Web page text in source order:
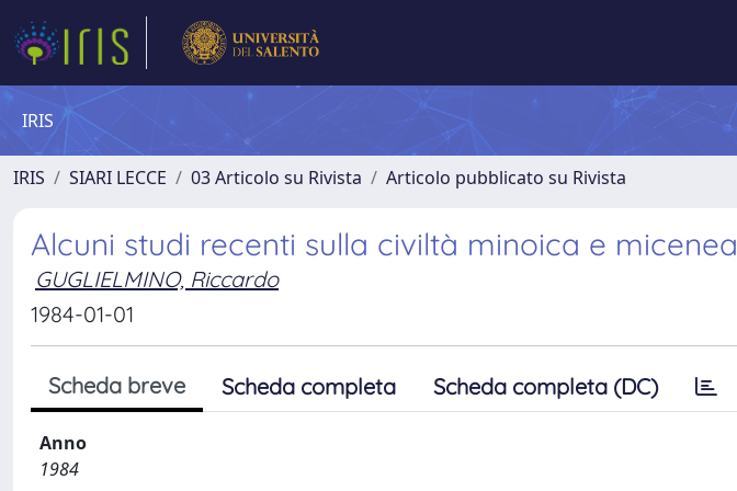
IRIS
IRIS SIARI LECCE 03 Articolo su Rivista Articolo pubblicato su Rivista
Alcuni studi recenti sulla civiltà minoica e micenea
GUGLIELMINO, Riccardo
1984-01-01
Scheda breve Scheda completa Scheda completa (DC)
Anno
1984